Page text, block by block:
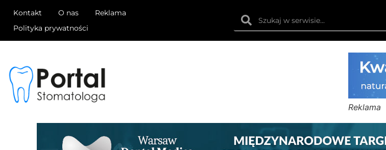
Kontakt O nas
Reklama
Polityka prywatności
Reklama